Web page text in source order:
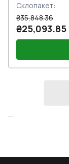
Склопакет:
₴35,848.36
₴25,093.85